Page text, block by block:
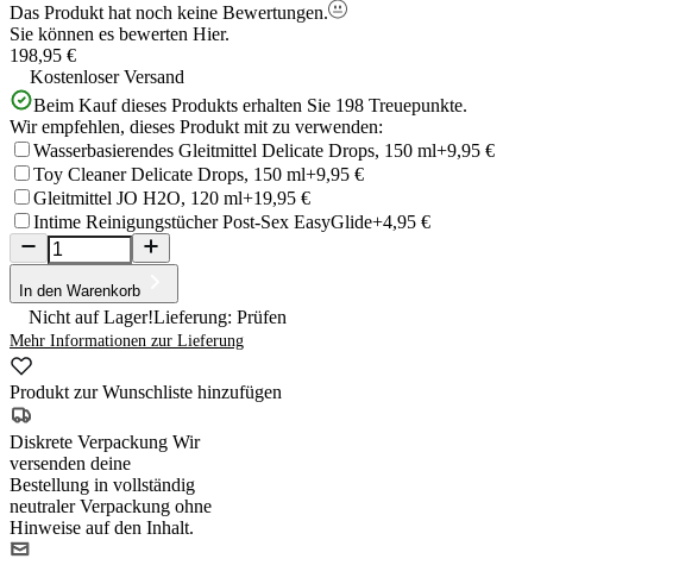
Das Produkt hat noch keine Bewertungen.
Sie können es bewerten Hier.
198,95 €
Kostenloser Versand
Beim Kauf dieses Produkts erhalten Sie 198 Treuepunkte.
Wir empfehlen, dieses Produkt mit zu verwenden:
Wasserbasierendes Gleitmittel Delicate Drops, 150 ml+9,95 €
Toy Cleaner Delicate Drops, 150 ml+9,95 €
Gleitmittel JO H2O, 120 ml+19,95 €
Intime Reinigungstücher Post-Sex EasyGlide+4,95 €
In den Warenkorb
Nicht auf Lager!Lieferung: Prüfen
Mehr Informationen zur Lieferung
Produkt zur Wunschliste hinzufügen
Diskrete Verpackung Wir
versenden deine
Bestellung in vollständig
neutraler Verpackung ohne
Hinweise auf den Inhalt.